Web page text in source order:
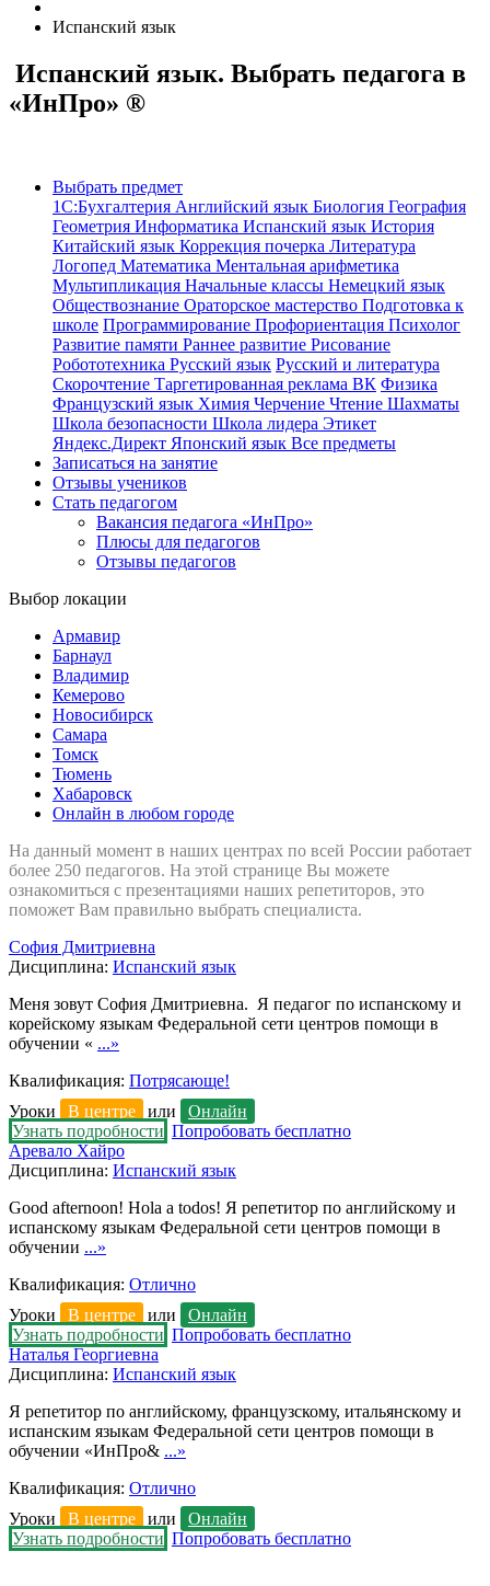
Испанский язык
Испанский язык. Выбрать педагога в
«ИнПро» ®
Выбрать предмет
1С:Бухгалтерия Английский язык Биология География
Геометрия Информатика Испанский язык История
Китайский язык Коррекция почерка Литература
Логопед Математика Ментальная арифметика
Мультипликация Начальные классы Немецкий язык
Обществознание Ораторское мастерство Подготовка к
школе Программирование Профориентация Психолог
Развитие памяти Раннее развитие Рисование
Робототехника Русский язык Русский и литература
Скорочтение Таргетированная реклама ВК Физика
Французский язык Химия Черчение Чтение Шахматы
Школа безопасности Школа лидера Этикет
Яндекс.Директ Японский язык Все предметы
Записаться на занятие
Отзывы учеников
Стать педагогом
Вакансия педагога «ИнПро»
Плюсы для педагогов
Отзывы педагогов
Выбор локации
Армавир
Барнаул
Владимир
Кемерово
Новосибирск
Самара
Томск
Тюмень
Хабаровск
Онлайн в любом городе
На данный момент в наших центрах по всей России работает
более 250 педагогов. На этой странице Вы можете
ознакомиться с презентациями наших репетиторов, это
поможет Вам правильно выбрать специалиста.
София Дмитриевна
Дисциплина: Испанский язык
Меня зовут София Дмитриевна. Я педагог по испанскому и
корейскому языкам Федеральной сети центров помощи в
обучении « ...»
Квалификация: Потрясающе!
Уроки
В центре или
Онлайн
Узнать подробности Попробовать бесплатно
Аревало Хайро
Дисциплина: Испанский язык
Good afternoon! Hola a todos! Я репетитор по английскому и
испанскому языкам Федеральной сети центров помощи в
обучении ...»
Квалификация: Отлично
Уроки
В центре или
Онлайн
Узнать подробности Попробовать бесплатно
Наталья Георгиевна
Дисциплина: Испанский язык
Я репетитор по английскому, французскому, итальянскому и
испанским языкам Федеральной сети центров помощи в
обучении «ИнПро& ...»
Квалификация: Отлично
Уроки
В центре или
Онлайн
Узнать подробности Попробовать бесплатно